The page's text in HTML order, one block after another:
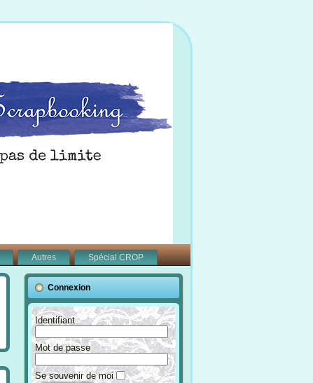
Autres
Spécial CROP
Connexion
Identifiant
Mot de passe
Se souvenir de moi